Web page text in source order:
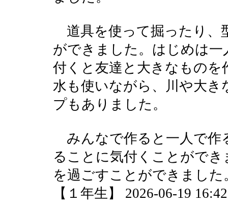
道具を使って掘ったり、
ができました。はじめは
付くと友達と大きなもの
水も使いながら、川や大
プもありました。
みんなで作ると一人で作
ることに気付くことがで
を過ごすことができました
【１年生】 2026-06-19